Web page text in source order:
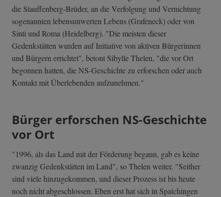
die Stauffenberg-Brüder, an die Verfolgung und Vernichtung
sogenannten lebensunwerten Lebens (Grafeneck) oder von
Sinti und Roma (Heidelberg). "Die meisten dieser
Gedenkstätten wurden auf Initiative von aktiven Bürgerinnen
und Bürgern errichtet", betont Sibylle Thelen, "die vor Ort
begonnen hatten, die NS-Geschichte zu erforschen oder auch
Kontakt mit Überlebenden aufzunehmen."
Bürger erforschen NS-Geschichte
vor Ort
"1996, als das Land mit der Förderung begann, gab es keine
zwanzig Gedenkstätten im Land", so Thelen weiter. "Seither
sind viele hinzugekommen, und dieser Prozess ist bis heute
noch nicht abgeschlossen. Eben erst hat sich in Spaichingen